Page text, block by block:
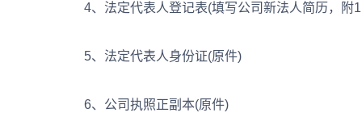
4、法定代表人登记表(填写公司新法人简历，附1
5、法定代表人身份证(原件)
6、公司执照正副本(原件)